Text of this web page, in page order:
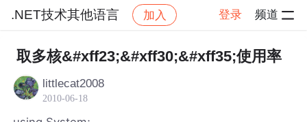
.NET技术其他语言 加入 登录 频道
社区 .NET技术其他语言 帖子详情
取多核&#xff23;&#xff30;&#xff35;使用率
littlecat2008
2010-06-18